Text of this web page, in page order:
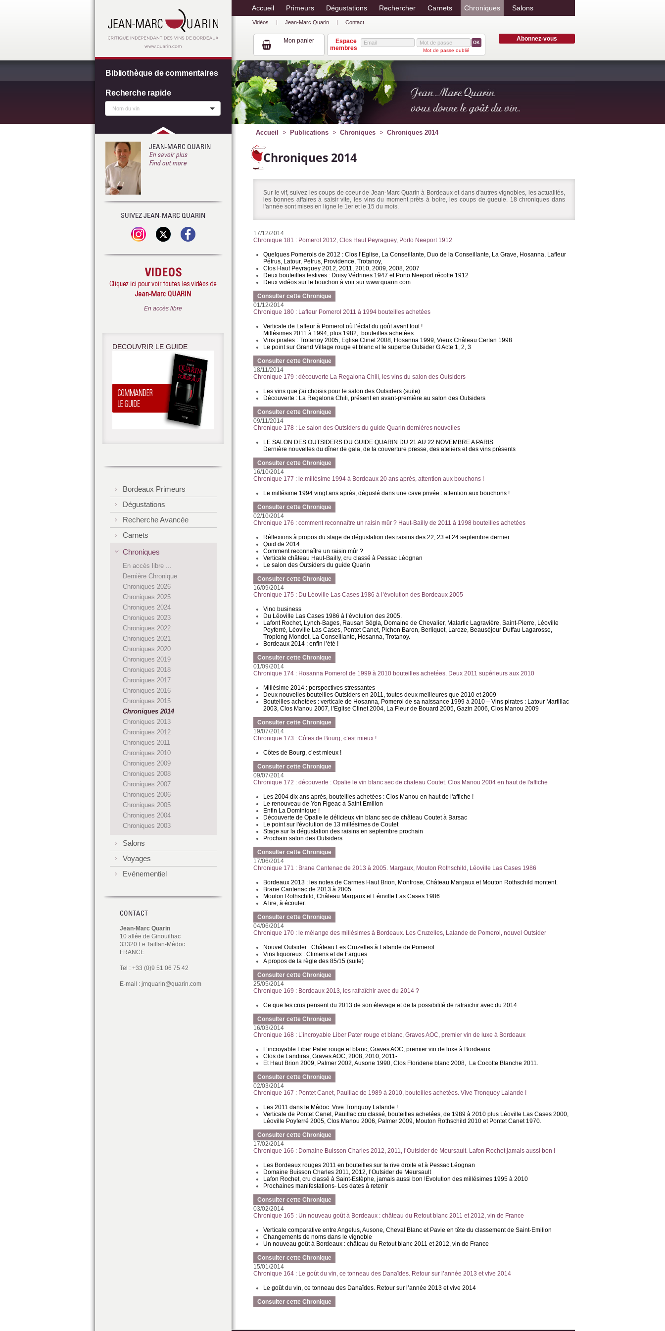
Accueil Primeurs Dégustations Rechercher Carnets Chroniques Salons
Vidéos Jean-Marc Quarin Contact
Mon panier Abonnez-vous
OK
Mot de passe oublié
Espace
membres
Accueil Publications Chroniques Chroniques 2014
Chroniques 2014
Sur le vif, suivez les coups de coeur de Jean-Marc Quarin à Bordeaux et dans d'autres vignobles, les actualités,
les bonnes affaires à saisir vite, les vins du moment prêts à boire, les coups de gueule. 18 chroniques dans
l'année sont mises en ligne le 1er et le 15 du mois.
17/12/2014
Chronique 181 : Pomerol 2012, Clos Haut Peyraguey, Porto Neeport 1912
Quelques Pomerols de 2012 : Clos l’Eglise, La Conseillante, Duo de la Conseillante, La Grave, Hosanna, Lafleur
Pétrus, Latour, Petrus, Providence, Trotanoy,
Clos Haut Peyraguey 2012, 2011, 2010, 2009, 2008, 2007
Deux bouteilles festives : Doisy Védrines 1947 et Porto Neeport récolte 1912
Deux vidéos sur le bouchon à voir sur www.quarin.com
Consulter cette Chronique
01/12/2014
Chronique 180 : Lafleur Pomerol 2011 à 1994 bouteilles achetées
Verticale de Lafleur à Pomerol où l’éclat du goût avant tout !
Millésimes 2011 à 1994, plus 1982, bouteilles achetées.
Vins pirates : Trotanoy 2005, Eglise Clinet 2008, Hosanna 1999, Vieux Château Certan 1998
Le point sur Grand Village rouge et blanc et le superbe Outsider G Acte 1, 2, 3
Consulter cette Chronique
18/11/2014
Chronique 179 : découverte La Regalona Chili, les vins du salon des Outsiders
Les vins que j'ai choisis pour le salon des Outsiders (suite)
Découverte : La Regalona Chili, présent en avant-première au salon des Outsiders
Consulter cette Chronique
09/11/2014
Chronique 178 : Le salon des Outsiders du guide Quarin dernières nouvelles
LE SALON DES OUTSIDERS DU GUIDE QUARIN DU 21 AU 22 NOVEMBRE A PARIS
Dernière nouvelles du dîner de gala, de la couverture presse, des ateliers et des vins présents
Consulter cette Chronique
16/10/2014
Chronique 177 : le millésime 1994 à Bordeaux 20 ans après, attention aux bouchons !
Le millésime 1994 vingt ans après, dégusté dans une cave privée : attention aux bouchons !
Consulter cette Chronique
02/10/2014
Chronique 176 : comment reconnaître un raisin mûr ? Haut-Bailly de 2011 à 1998 bouteilles achetées
Réflexions à propos du stage de dégustation des raisins des 22, 23 et 24 septembre dernier
Quid de 2014
Comment reconnaître un raisin mûr ?
Verticale château Haut-Bailly, cru classé à Pessac Léognan
Le salon des Outsiders du guide Quarin
Consulter cette Chronique
16/09/2014
Chronique 175 : Du Léoville Las Cases 1986 à l’évolution des Bordeaux 2005
Vino business
Du Léoville Las Cases 1986 à l’évolution des 2005.
Lafont Rochet, Lynch-Bages, Rausan Ségla, Domaine de Chevalier, Malartic Lagravière, Saint-Pierre, Léoville
Poyferré, Léoville Las Cases, Pontet Canet, Pichon Baron, Berliquet, Laroze, Beauséjour Duffau Lagarosse,
Troplong Mondot, La Conseillante, Hosanna, Trotanoy.
Bordeaux 2014 : enfin l’été !
Consulter cette Chronique
01/09/2014
Chronique 174 : Hosanna Pomerol de 1999 à 2010 bouteilles achetées. Deux 2011 supérieurs aux 2010
Millésime 2014 : perspectives stressantes
Deux nouvelles bouteilles Outsiders en 2011, toutes deux meilleures que 2010 et 2009
Bouteilles achetées : verticale de Hosanna, Pomerol de sa naissance 1999 à 2010 – Vins pirates : Latour Martillac
2003, Clos Manou 2007, l’Eglise Clinet 2004, La Fleur de Bouard 2005, Gazin 2006, Clos Manou 2009
Consulter cette Chronique
19/07/2014
Chronique 173 : Côtes de Bourg, c’est mieux !
Côtes de Bourg, c’est mieux !
Consulter cette Chronique
09/07/2014
Chronique 172 : découverte : Opalie le vin blanc sec de chateau Coutet. Clos Manou 2004 en haut de l'affiche
Les 2004 dix ans après, bouteilles achetées : Clos Manou en haut de l'affiche !
Le renouveau de Yon Figeac à Saint Emilion
Enfin La Dominique !
Découverte de Opalie le délicieux vin blanc sec de château Coutet à Barsac
Le point sur l'évolution de 13 millésimes de Coutet
Stage sur la dégustation des raisins en septembre prochain
Prochain salon des Outsiders
Consulter cette Chronique
17/06/2014
Chronique 171 : Brane Cantenac de 2013 à 2005. Margaux, Mouton Rothschild, Léoville Las Cases 1986
Bordeaux 2013 : les notes de Carmes Haut Brion, Montrose, Château Margaux et Mouton Rothschild montent.
Brane Cantenac de 2013 à 2005
Mouton Rothschild, Château Margaux et Léoville Las Cases 1986
A lire, à écouter.
Consulter cette Chronique
04/06/2014
Chronique 170 : le mélange des millésimes à Bordeaux. Les Cruzelles, Lalande de Pomerol, nouvel Outsider
Nouvel Outsider : Château Les Cruzelles à Lalande de Pomerol
Vins liquoreux : Climens et de Fargues
A propos de la règle des 85/15 (suite)
Consulter cette Chronique
25/05/2014
Chronique 169 : Bordeaux 2013, les rafraîchir avec du 2014 ?
Ce que les crus pensent du 2013 de son élevage et de la possibilité de rafraichir avec du 2014
Consulter cette Chronique
16/03/2014
Chronique 168 : L’incroyable Liber Pater rouge et blanc, Graves AOC, premier vin de luxe à Bordeaux
L’incroyable Liber Pater rouge et blanc, Graves AOC, premier vin de luxe à Bordeaux.
Clos de Landiras, Graves AOC, 2008, 2010, 2011-
Et Haut Brion 2009, Palmer 2002, Ausone 1990, Clos Floridene blanc 2008, La Cocotte Blanche 2011.
Consulter cette Chronique
02/03/2014
Chronique 167 : Pontet Canet, Pauillac de 1989 à 2010, bouteilles achetées. Vive Tronquoy Lalande !
Les 2011 dans le Médoc. Vive Tronquoy Lalande !
Verticale de Pontet Canet, Pauillac cru classé, bouteilles achetées, de 1989 à 2010 plus Léoville Las Cases 2000,
Léoville Poyferré 2005, Clos Manou 2006, Palmer 2009, Mouton Rothschild 2010 et Pontet Canet 1970.
Consulter cette Chronique
17/02/2014
Chronique 166 : Domaine Buisson Charles 2012, 2011, l’Outsider de Meursault. Lafon Rochet jamais aussi bon !
Les Bordeaux rouges 2011 en bouteilles sur la rive droite et à Pessac Léognan
Domaine Buisson Charles 2011, 2012, l’Outsider de Meursault
Lafon Rochet, cru classé à Saint-Estèphe, jamais aussi bon !Evolution des millésimes 1995 à 2010
Prochaines manifestations- Les dates à retenir
Consulter cette Chronique
03/02/2014
Chronique 165 : Un nouveau goût à Bordeaux : château du Retout blanc 2011 et 2012, vin de France
Verticale comparative entre Angelus, Ausone, Cheval Blanc et Pavie en tête du classement de Saint-Emilion
Changements de noms dans le vignoble
Un nouveau goût à Bordeaux : château du Retout blanc 2011 et 2012, vin de France
Consulter cette Chronique
15/01/2014
Chronique 164 : Le goût du vin, ce tonneau des Danaïdes. Retour sur l’année 2013 et vive 2014
Le goût du vin, ce tonneau des Danaïdes. Retour sur l’année 2013 et vive 2014
Consulter cette Chronique
Bibliothèque de commentaires
Recherche rapide
JEAN-MARC QUARIN
En savoir plus
Find out more
SUIVEZ JEAN-MARC QUARIN
En accès libre
DECOUVRIR LE GUIDE
Bordeaux Primeurs
Dégustations
Recherche Avancée
Carnets
Chroniques
En accès libre ...
Dernière Chronique
Chroniques 2026
Chroniques 2025
Chroniques 2024
Chroniques 2023
Chroniques 2022
Chroniques 2021
Chroniques 2020
Chroniques 2019
Chroniques 2018
Chroniques 2017
Chroniques 2016
Chroniques 2015
Chroniques 2014
Chroniques 2013
Chroniques 2012
Chroniques 2011
Chroniques 2010
Chroniques 2009
Chroniques 2008
Chroniques 2007
Chroniques 2006
Chroniques 2005
Chroniques 2004
Chroniques 2003
Salons
Voyages
Evénementiel
CONTACT
Jean-Marc Quarin
10 allée de Ginouilhac
33320 Le Taillan-Médoc
FRANCE
Tel : +33 (0)9 51 06 75 42
E-mail : jmquarin@quarin.com